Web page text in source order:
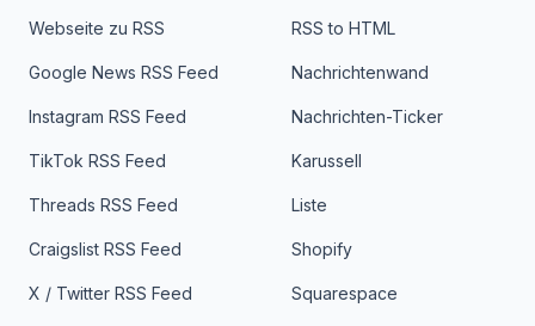
Webseite zu RSS
Google News RSS Feed
Instagram RSS Feed
TikTok RSS Feed
Threads RSS Feed
Craigslist RSS Feed
X / Twitter RSS Feed
RSS to HTML
Nachrichtenwand
Nachrichten-Ticker
Karussell
Liste
Shopify
Squarespace